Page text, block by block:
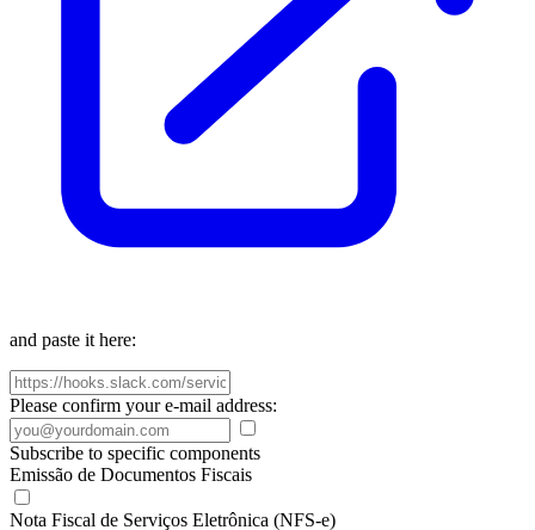
and paste it here:
Please confirm your e-mail address:
Subscribe to specific components
Emissão de Documentos Fiscais
Nota Fiscal de Serviços Eletrônica (NFS-e)